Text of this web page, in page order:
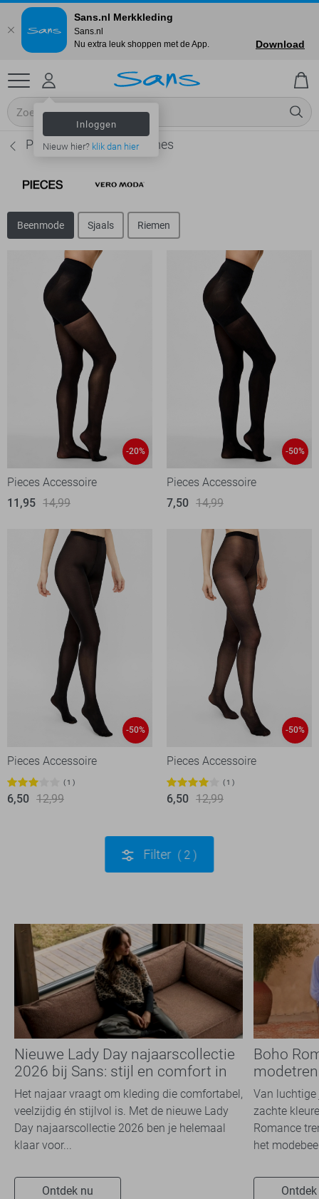
Inloggen
Nieuw hier? klik dan hier
Pieces Beenmode - Dames
Beenmode Sjaals Riemen
-20%
Pieces Accessoire
11,95 14,99
-50%
Pieces Accessoire
7,50 14,99
-50%
Pieces Accessoire
1
6,50 12,99
-50%
Pieces Accessoire
1
6,50 12,99
Filter 2
Nieuwe Lady Day najaarscollectie
2026 bij Sans: stijl en comfort in
travelkwaliteit
Het najaar vraagt om kleding die comfortabel,
veelzijdig én stijlvol is. Met de nieuwe Lady
Day najaarscollectie 2026 ben je helemaal
klaar voor...
Ontdek nu
Boho
overal
Van luchtige
zachte
Romance
het
Sans.nl Merkkleding
Sans.nl
Nu extra leuk shoppen met de App.
Download